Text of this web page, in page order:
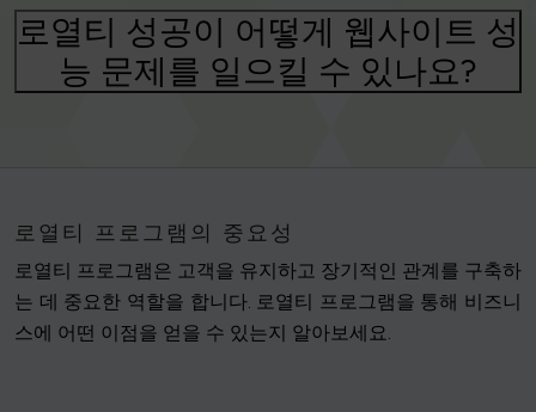
로열티 성공이 어떻게 웹사이트 성
능 문제를 일으킬 수 있나요?
로열티 프로그램의 중요성
로열티 프로그램은 고객을 유지하고 장기적인 관계를 구축하
는 데 중요한 역할을 합니다. 로열티 프로그램을 통해 비즈니
스에 어떤 이점을 얻을 수 있는지 알아보세요.